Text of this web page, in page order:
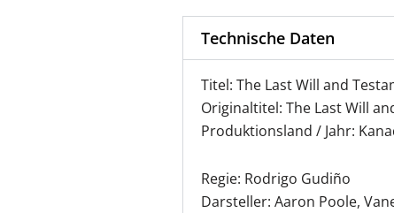
Technische Daten
Titel: The Last Will and
Originaltitel: The Last Will
Produktionsland / Jahr:
Regie: Rodrigo Gudiño
Darsteller: Aaron Poole,